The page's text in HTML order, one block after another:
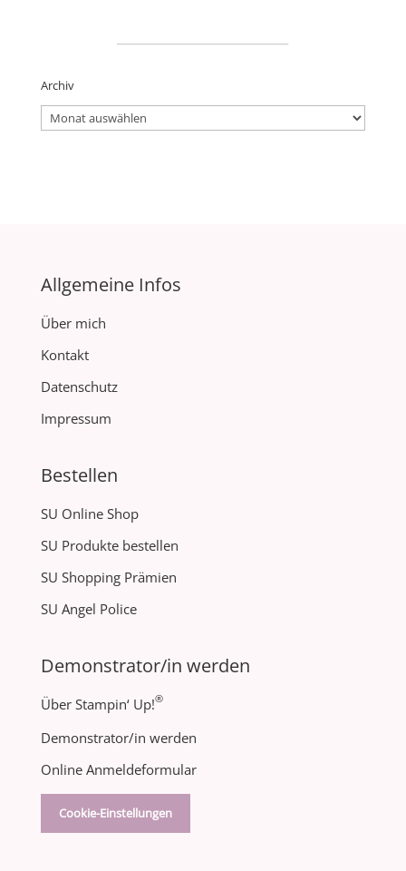
Archiv
Archiv
Allgemeine Infos
Über mich
Kontakt
Datenschutz
Impressum
Bestellen
SU Online Shop
SU Produkte bestellen
SU Shopping Prämien
SU Angel Police
Demonstrator/in werden
Über Stampin‘ Up!®
Demonstrator/in werden
Online Anmeldeformular
Cookie-Einstellungen